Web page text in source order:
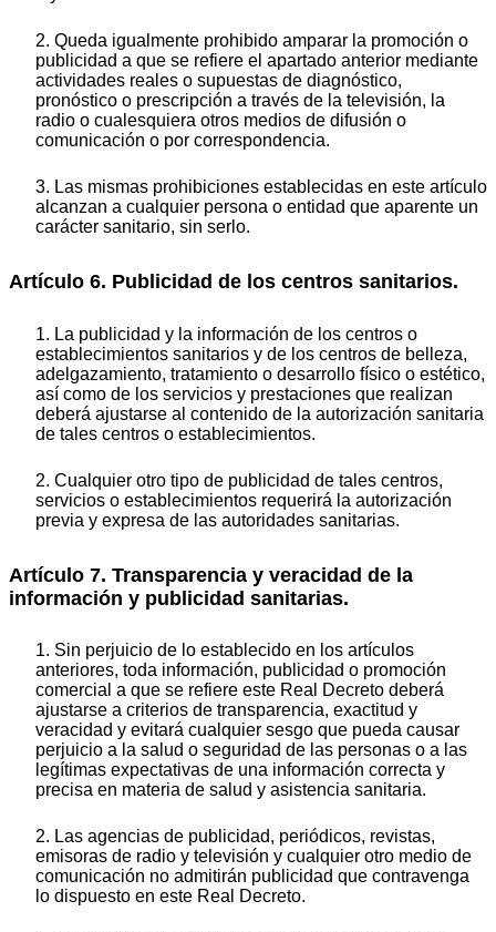
2. Queda igualmente prohibido amparar la promoción o
publicidad a que se refiere el apartado anterior mediante
actividades reales o supuestas de diagnóstico,
pronóstico o prescripción a través de la televisión, la
radio o cualesquiera otros medios de difusión o
comunicación o por correspondencia.
3. Las mismas prohibiciones establecidas en este artículo
alcanzan a cualquier persona o entidad que aparente un
carácter sanitario, sin serlo.
Artículo 6. Publicidad de los centros sanitarios.
1. La publicidad y la información de los centros o
establecimientos sanitarios y de los centros de belleza,
adelgazamiento, tratamiento o desarrollo físico o estético,
así como de los servicios y prestaciones que realizan
deberá ajustarse al contenido de la autorización sanitaria
de tales centros o establecimientos.
2. Cualquier otro tipo de publicidad de tales centros,
servicios o establecimientos requerirá la autorización
previa y expresa de las autoridades sanitarias.
Artículo 7. Transparencia y veracidad de la
información y publicidad sanitarias.
1. Sin perjuicio de lo establecido en los artículos
anteriores, toda información, publicidad o promoción
comercial a que se refiere este Real Decreto deberá
ajustarse a criterios de transparencia, exactitud y
veracidad y evitará cualquier sesgo que pueda causar
perjuicio a la salud o seguridad de las personas o a las
legítimas expectativas de una información correcta y
precisa en materia de salud y asistencia sanitaria.
2. Las agencias de publicidad, periódicos, revistas,
emisoras de radio y televisión y cualquier otro medio de
comunicación no admitirán publicidad que contravenga
lo dispuesto en este Real Decreto.